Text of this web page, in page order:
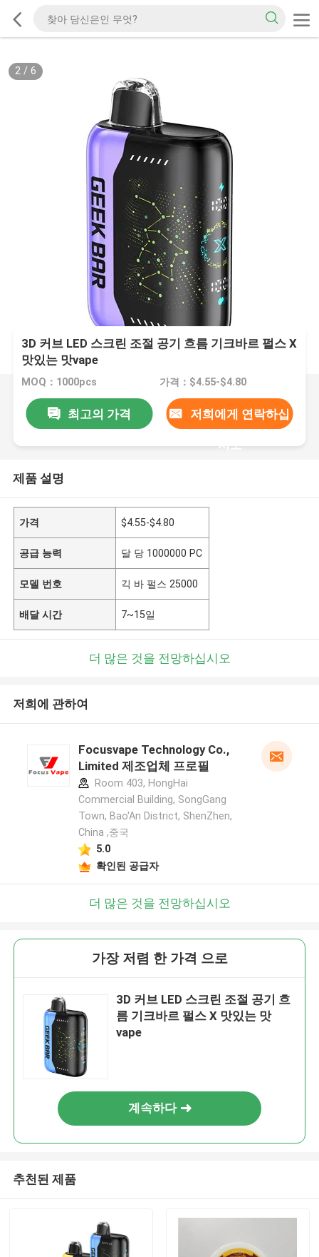
2/ 6
3D 커브 LED 스크린 조절 공기 흐름 기크바르 펄스 X
맛있는 맛vape
MOQ：1000pcs 가격：$4.55-$4.80
최고의 가격 저희에게 연락하십
시오
제품 설명
가격 $4.55-$4.80
공급 능력 달 당 1000000 PC
모델 번호 긱 바 펄스 25000
배달 시간 7~15일
더 많은 것을 전망하십시오
저희에 관하여
Focusvape Technology Co.,
Limited 제조업체 프로필
Room 403, HongHai
Commercial Building, SongGang
Town, Bao'An District, ShenZhen,
China ,중국
5.0
확인된 공급자
더 많은 것을 전망하십시오
가장 저렴 한 가격 으로
3D 커브 LED 스크린 조절 공기 흐
름 기크바르 펄스 X 맛있는 맛
vape
계속하다
추천된 제품